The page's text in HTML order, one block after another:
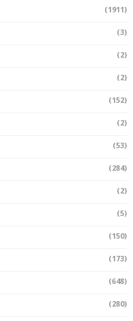
(1911)
(3)
(2)
(2)
(152)
(2)
(53)
(284)
(2)
(5)
(150)
(173)
(648)
(280)